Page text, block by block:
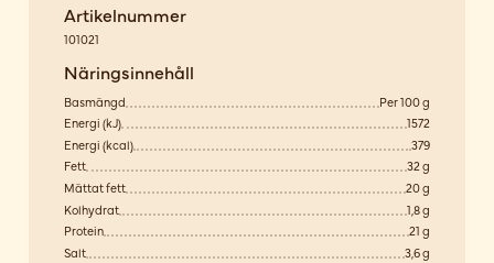
Artikelnummer
101021
Näringsinnehåll
Basmängd
Per 100 g
Energi (kJ)
1572
Energi (kcal)
379
Fett
32 g
Mättat fett
20 g
Kolhydrat
1,8 g
Protein
21 g
Salt
3,6 g